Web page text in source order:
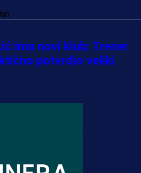
ima novi klub: Trener
potvrdio veliki